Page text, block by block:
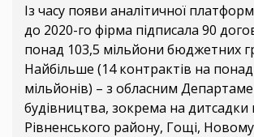
Із часу появи аналітичної
до 2020-го фірма підписала 90
понад 103,5 мільйони бюджетних
Найбільше (14 контрактів на
мільйонів) – з обласним
будівництва, зокрема на дитсадки
Рівненського району, Гощі,